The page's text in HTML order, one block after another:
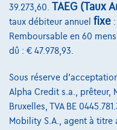
DS DS 4Performance
07/2022
28.627 km
165 kW ( 225 CV )
39.273,60. TAEG (Taux
taux débiteur annuel fixe
Remboursable en 60
dû : € 47.978,93.
Sous réserve
Alpha Credit s.a., prêteur,
Bruxelles, TVA BE
Mobility S.A., agent à titre